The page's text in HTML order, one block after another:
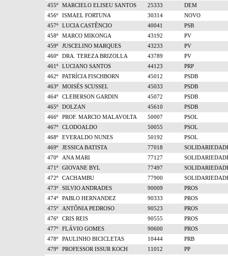
455º MARCIELO ELISEU SANTOS 25333
DEM
456º
ISMAEL FORTUNA 30314
NOVO
457º
LUCIA CASTÊNCIO 40041
PSB
458º
MARCO MIKONGA 43192
PV
459º
JUSCELINO MARQUES 43233
PV
460º
DRA. TEREZA BRIZOLLA 43789
PV
461º
LUCIANO SANTOS 44123
PRP
462º
PATRÍCIA FISCHBORN 45012
PSDB
463º
MOISÉS SCUSSEL 45033
PSDB
464º
CLEBERSON GARDIN 45072
PSDB
465º
DOLZAN 45610
PSDB
466º
PROF. MARCIO MALAVOLTA 50007
PSOL
467º
CLODOALDO 50055
PSOL
468º
EVERALDO NUNES 50192
PSOL
469º
JESSICA BATISTA 77018
470º
ANA MARI 77127
471º
GIOVANE BYL 77497
472º
CACHAMBU 77900
473º
SILVIO ANDRADES 90009
PROS
474º
PABLO HERNANDEZ 90333
PROS
475º
ANTÔNIA PEDROSO 90523
PROS
476º
CRIS REIS 90555
PROS
477º
FLÁVIO GOMES 90600
PROS
478º
PAULINHO BICICLETAS 10444
PRB
479º
PROFESSOR ISSUR KOCH 11012
PP